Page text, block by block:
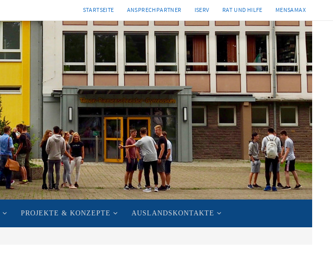
STARTSEITE ANSPRECHPARTNER ISERV RAT UND HILFE MENSAMAX
PROJEKTE & KONZEPTE AUSLANDSKONTAKTE